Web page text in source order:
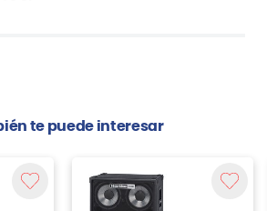
te puede interesar